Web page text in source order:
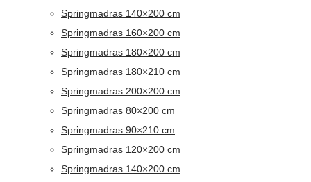
Springmadras 140×200 cm
Springmadras 160×200 cm
Springmadras 180×200 cm
Springmadras 180×210 cm
Springmadras 200×200 cm
Springmadras 80×200 cm
Springmadras 90×210 cm
Springmadras 120×200 cm
Springmadras 140×200 cm